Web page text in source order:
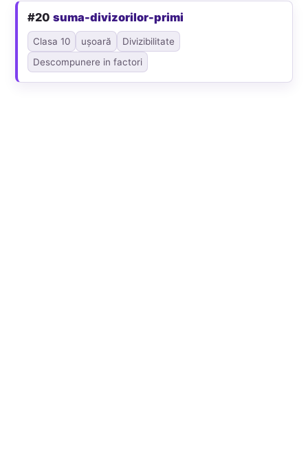
#20suma-divizorilor-primi
Clasa 10 ușoară
Divizibilitate
Descompunere in factori